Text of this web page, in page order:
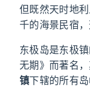
但既然天时地
千的海景民宿
东极岛是东极
无期》而著名
镇下辖的所有